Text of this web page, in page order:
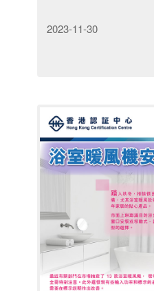
2023-11-30